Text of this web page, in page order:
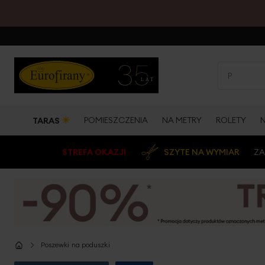
TARAS ☀ POMIESZCZENIA NA METRY ROLETY
STREFA OKAZJI SZYTE NA WYMIAR
Poszewki na poduszki